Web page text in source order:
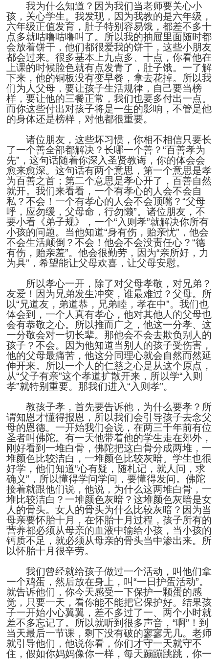
我为什么知道？因为我们当老师要关心小
孩，关心学生。我发现，因为我教的是六年级，
六年级正值发育，肚子特别容易饿，都差不多十
点多就咕噜咕噜叫了。所以我的抽屉里面随时都
会放着饼干，他们都很爱我的饼干，这些小朋友
都会过来。很多基本上九点多、十点，你看他在
上课的时候脸色就有点发青了，肚子饿。一了解
下来，他的铜板没有变早餐，拿去花掉。所以我
们为人父母，要让孩子生活规律，自己要当榜
样，要让他的三餐正常，我们也要多付出一点。
而你这些付出对孩子将是一生的影响，不管是他
的身体还是榜样，对他都很重要。
诸位朋友，这些坏习惯，你相不相信只要长
了一个善全部都解决？长哪一个善？“百善孝为
先”，这句话随着你深入圣贤教诲，你的体会会
愈来愈深。这句话有两个意思，第一个意思是孝
为百善之首；第二个意思是孝心开了，百善自然
就开。我们来看看，一个有孝心的人会不会自
私？不会！一个有孝心的人会不会顶嘴？“父母
呼，应勿缓，父母命，行勿懒”。诸位朋友，不
要小看《弟子规》，一个“入则孝”就解决你所有
小孩的问题。当他知道“身有伤，贻亲忧”，他会
不会生活颠倒？不会！他会不会没责任心？“德
有伤，贻亲羞”。他会很勤劳，因为“亲所好，力
为具”，希望能让父母欢喜，让父母安慰。
所以孝心一开，除了对父母孝敬，对兄弟？
友爱！因为兄弟发生冲突，谁最难过？父母。所
以“兄道友，弟道恭，兄弟睦，孝在中”。我们也
体会到，一个人真有孝心，他对其他人的父母也
会有恭敬之心。所以推而广之，他这一分孝、这
一分敬会对一切长辈。那他会不会去欺负别人的
孩子？不会。因为他知道当别人的孩子受伤害，
他的父母最痛苦，他这分同理心就会自然而然延
伸开来。所以一个人的仁慈之心是从这个原点，
从“父子有亲”这个孝道扩散开来，所以学“入则
孝”就特别重要。那我们进入“入则孝”。
教孩子孝，首先要告诉他，为什么要孝？所
谓知恩才懂得报恩，所以我们会引导孩子去念父
母的恩德。一开始我们会说，在两三千年前有位
圣者叫佛陀。有一天他带着他的学生走在郊外，
刚好看到一堆白骨，佛陀把这白骨分成两堆，一
堆颜色比较洁白，一堆颜色比较灰暗。学生也很
好学，他们知道“心有疑，随札记，就人问，求
确义”，所以懂得学问学问，要懂得发问。佛陀
接着就跟他们说，他说，为什么这两堆白骨，一
堆比较洁白？一堆颜色灰暗？这堆颜色灰暗是女
人的骨头。女人的骨头为什么比较灰暗？因为当
母亲要怀胎十月，在怀胎十月过程，孩子所有的
营养都必须从母亲的血液中输给小孩，当小孩的
钙质不足，就必须从母亲的骨头当中渗出来。所
以怀胎十月很辛劳。
我们曾经就给孩子做过一个活动，叫他们拿
一个鸡蛋，然后放在身上，叫“一日护蛋活动”。
就告诉他们，你今天感受一下保护一颗蛋的感
觉，只要一天，看你能不能把它保护好。结果孩
子一开始小心翼翼，差不多过了一、两个小时就
差不多忘记了。所以就听到很多声音，“啊”！到
当天最后一节课，剩下没有破的寥寥无几。老师
就引导他们，他说你看，你们才守一天就守不
住，假如你妈妈像你一样，每天蹦蹦跳跳，你一